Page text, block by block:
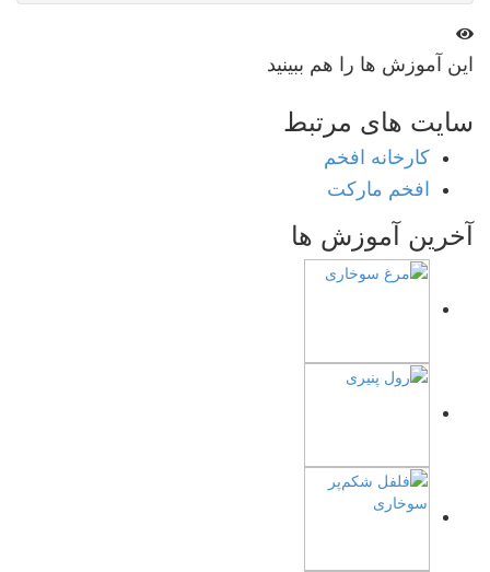
اینآموزش ها را هم ببینید
سایت های مرتبط
کارخانه افخم
افخم مارکت
آخرین آموزش ها